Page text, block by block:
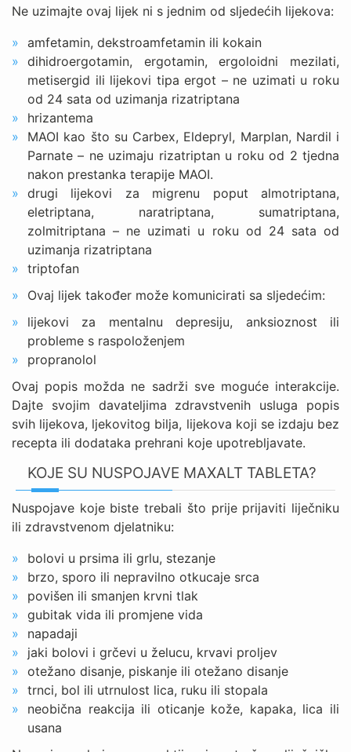
Ne uzimajte ovaj lijek ni s jednim od sljedećih lijekova:
amfetamin, dekstroamfetamin ili kokain
dihidroergotamin, ergotamin, ergoloidni mezilati,
metisergid ili lijekovi tipa ergot – ne uzimati u roku
od 24 sata od uzimanja rizatriptana
hrizantema
MAOI kao što su Carbex, Eldepryl, Marplan, Nardil i
Parnate – ne uzimaju rizatriptan u roku od 2 tjedna
nakon prestanka terapije MAOI.
drugi lijekovi za migrenu poput almotriptana,
eletriptana, naratriptana, sumatriptana,
zolmitriptana – ne uzimati u roku od 24 sata od
uzimanja rizatriptana
triptofan
Ovaj lijek također može komunicirati sa sljedećim:
lijekovi za mentalnu depresiju, anksioznost ili
probleme s raspoloženjem
propranolol
Ovaj popis možda ne sadrži sve moguće interakcije.
Dajte svojim davateljima zdravstvenih usluga popis
svih lijekova, ljekovitog bilja, lijekova koji se izdaju bez
recepta ili dodataka prehrani koje upotrebljavate.
KOJE SU NUSPOJAVE MAXALT TABLETA?
Nuspojave koje biste trebali što prije prijaviti liječniku
ili zdravstvenom djelatniku:
bolovi u prsima ili grlu, stezanje
brzo, sporo ili nepravilno otkucaje srca
povišen ili smanjen krvni tlak
gubitak vida ili promjene vida
napadaji
jaki bolovi i grčevi u želucu, krvavi proljev
otežano disanje, piskanje ili otežano disanje
trnci, bol ili utrnulost lica, ruku ili stopala
neobična reakcija ili oticanje kože, kapaka, lica ili
usana